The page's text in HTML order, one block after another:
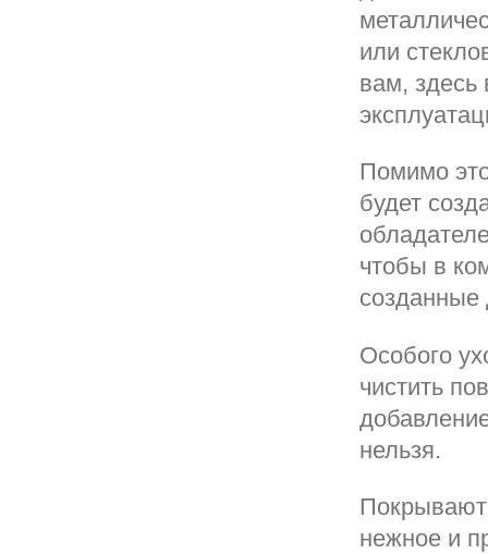
или
вам, здесь
Помимо
будет
чтобы в
Особого
чистить
нельзя.
нежное и